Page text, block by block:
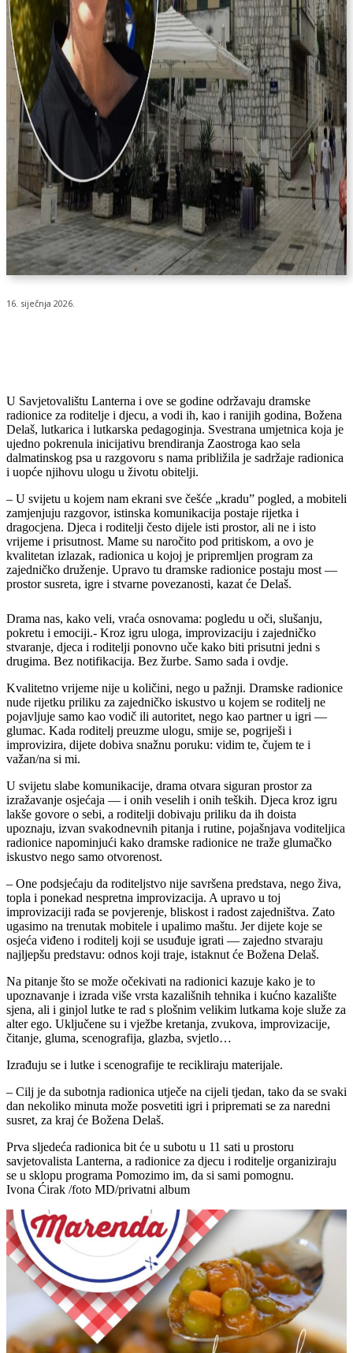
16. siječnja 2026.
U Savjetovalištu Lanterna i ove se godine održavaju dramske
radionice za roditelje i djecu, a vodi ih, kao i ranijih godina, Božena
Delaš, lutkarica i lutkarska pedagoginja. Svestrana umjetnica koja je
ujedno pokrenula inicijativu brendiranja Zaostroga kao sela
dalmatinskog psa u razgovoru s nama približila je sadržaje radionica
i uopće njihovu ulogu u životu obitelji.
– U svijetu u kojem nam ekrani sve češće „kradu” pogled, a mobiteli
zamjenjuju razgovor, istinska komunikacija postaje rijetka i
dragocjena. Djeca i roditelji često dijele isti prostor, ali ne i isto
vrijeme i prisutnost. Mame su naročito pod pritiskom, a ovo je
kvalitetan izlazak, radionica u kojoj je pripremljen program za
zajedničko druženje. Upravo tu dramske radionice postaju most —
prostor susreta, igre i stvarne povezanosti, kazat će Delaš.
Drama nas, kako veli, vraća osnovama: pogledu u oči, slušanju,
pokretu i emociji.- Kroz igru uloga, improvizaciju i zajedničko
stvaranje, djeca i roditelji ponovno uče kako biti prisutni jedni s
drugima. Bez notifikacija. Bez žurbe. Samo sada i ovdje.
Kvalitetno vrijeme nije u količini, nego u pažnji. Dramske radionice
nude rijetku priliku za zajedničko iskustvo u kojem se roditelj ne
pojavljuje samo kao vodič ili autoritet, nego kao partner u igri —
glumac. Kada roditelj preuzme ulogu, smije se, pogriješi i
improvizira, dijete dobiva snažnu poruku: vidim te, čujem te i
važan/na si mi.
U svijetu slabe komunikacije, drama otvara siguran prostor za
izražavanje osjećaja — i onih veselih i onih teških. Djeca kroz igru
lakše govore o sebi, a roditelji dobivaju priliku da ih doista
upoznaju, izvan svakodnevnih pitanja i rutine, pojašnjava voditeljica
radionice napominjući kako dramske radionice ne traže glumačko
iskustvo nego samo otvorenost.
– One podsjećaju da roditeljstvo nije savršena predstava, nego živa,
topla i ponekad nespretna improvizacija. A upravo u toj
improvizaciji rađa se povjerenje, bliskost i radost zajedništva. Zato
ugasimo na trenutak mobitele i upalimo maštu. Jer dijete koje se
osjeća viđeno i roditelj koji se usuđuje igrati — zajedno stvaraju
najljepšu predstavu: odnos koji traje, istaknut će Božena Delaš.
Na pitanje što se može očekivati na radionici kazuje kako je to
upoznavanje i izrada više vrsta kazališnih tehnika i kućno kazalište
sjena, ali i ginjol lutke te rad s plošnim velikim lutkama koje služe za
alter ego. Uključene su i vježbe kretanja, zvukova, improvizacije,
čitanje, gluma, scenografija, glazba, svjetlo…
Izrađuju se i lutke i scenografije te recikliraju materijale.
– Cilj je da subotnja radionica utječe na cijeli tjedan, tako da se svaki
dan nekoliko minuta može posvetiti igri i pripremati se za naredni
susret, za kraj će Božena Delaš.
Prva sljedeća radionica bit će u subotu u 11 sati u prostoru
savjetovalista Lanterna, a radionice za djecu i roditelje organiziraju
se u sklopu programa Pomozimo im, da si sami pomognu.
Ivona Ćirak /foto MD/privatni album